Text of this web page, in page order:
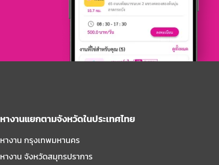
หางานแยกตามจังหวัดในประเทศไทย
หางาน กรุงเทพมหานคร
หางาน จังหวัดสมุทรปราการ